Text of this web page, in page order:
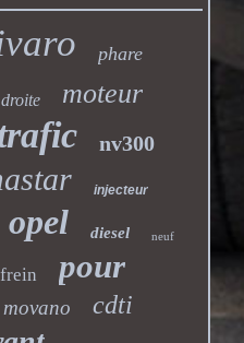
phare
droite moteur
nv300
injecteur
opel diesel neuf
frein pour
movano cdti